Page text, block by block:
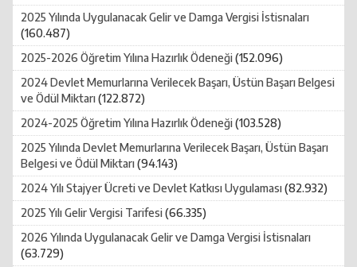
2025 Yılında Uygulanacak Gelir ve Damga Vergisi İstisnaları
(160.487)
2025-2026 Öğretim Yılına Hazırlık Ödeneği(152.096)
2024 Devlet Memurlarına Verilecek Başarı, Üstün Başarı Belgesi
ve Ödül Miktarı(122.872)
2024-2025 Öğretim Yılına Hazırlık Ödeneği(103.528)
2025 Yılında Devlet Memurlarına Verilecek Başarı, Üstün Başarı
Belgesi ve Ödül Miktarı(94.143)
2024 Yılı Stajyer Ücreti ve Devlet Katkısı Uygulaması(82.932)
2025 Yılı Gelir Vergisi Tarifesi(66.335)
2026 Yılında Uygulanacak Gelir ve Damga Vergisi İstisnaları
(63.729)